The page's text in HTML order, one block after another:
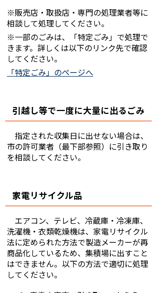
※販売店・取扱店・専門の処理業者等に
相談して処理してください。
※一部のごみは、「特定ごみ」で処理で
きます。詳しくは以下のリンク先で確認
してください。
「特定ごみ」のページへ
引越し等で一度に大量に出るごみ
指定された収集日に出せない場合は、
市の許可業者（最下部参照）に引き取り
を相談してください。
家電リサイクル品
エアコン、テレビ、冷蔵庫・冷凍庫、
洗濯機・衣類乾燥機は、家電リサイクル
法に定められた方法で製造メーカーが再
商品化しているため、集積場に出すこと
はできません。以下の方法で適切に処理
してください。